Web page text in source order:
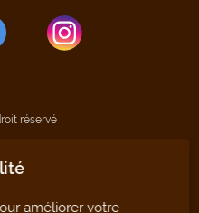
réservé
améliorer votre